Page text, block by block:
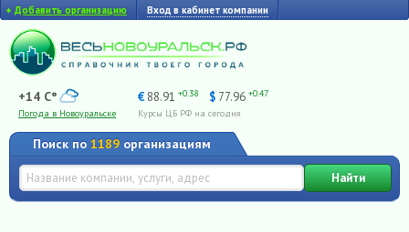
+ Добавить организацию Вход в кабинет компании
+14 C°
Погода в Новоуральске
€ 88.91 +0.38 $ 77.96 +0.47
Курсы ЦБ РФ на сегодня
Поиск по 1189 организациям
Найти